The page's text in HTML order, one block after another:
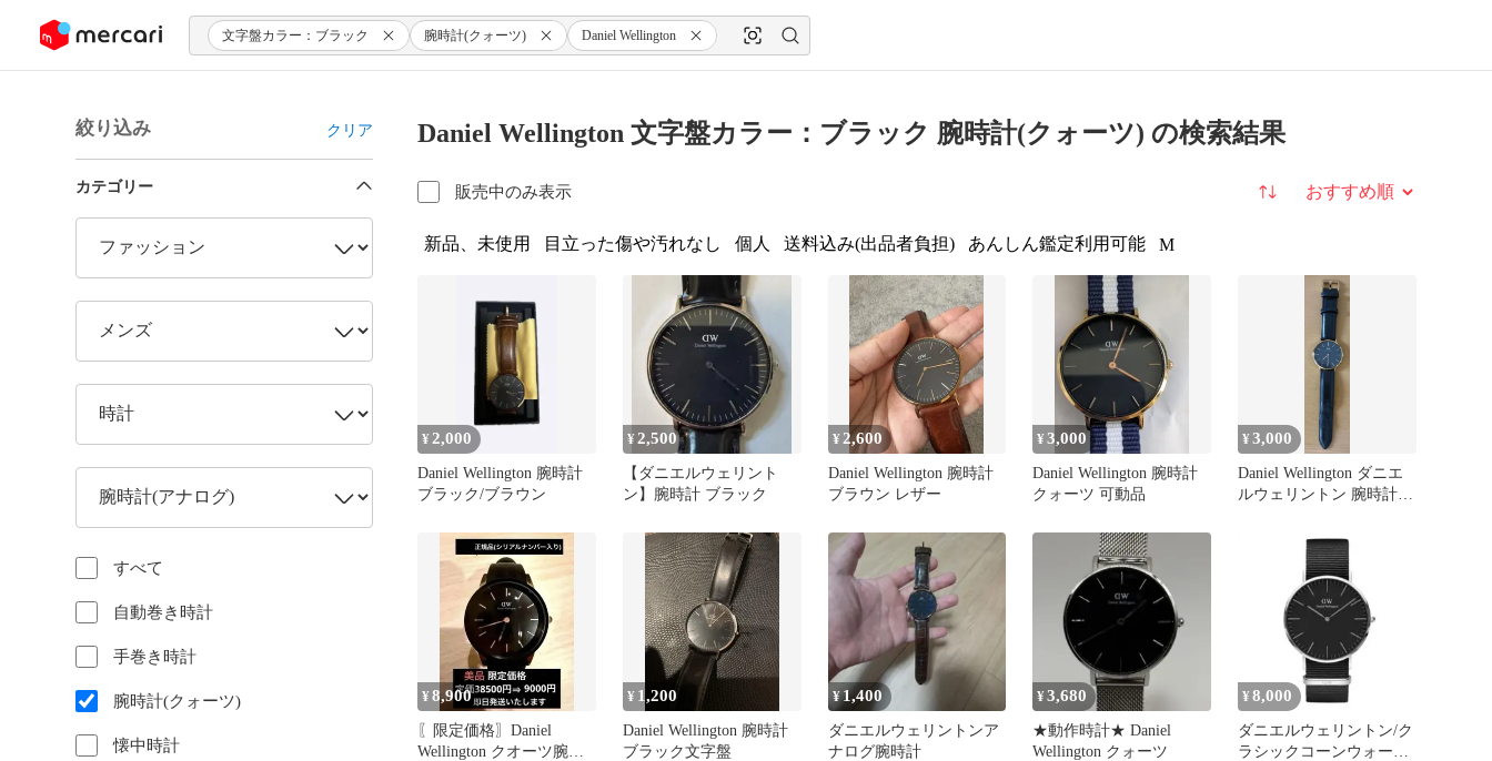
ツにスキップ 文字盤カラー：ブラック 腕時計(クォーツ) Daniel Wellington
絞り込み クリア
カテゴリー
すべて
自動巻き時計
手巻き時計
腕時計(クォーツ)
懐中時計
Daniel Wellington 文字盤カラー：ブラック 腕時計(クォーツ) の検索結果
販売中のみ表示 並び替え
新品、未使用 目立った傷や汚れなし 個人 送料込み(出品者負担) あんしん鑑定利用可能 M
¥ 2,000
Daniel Wellington 腕時計
ブラック/ブラウン
¥2,500
【ダニエルウェリント
ン】腕時計 ブラック
¥ 2,600
Daniel Wellington 腕時計
ブラウン レザー
¥3,000
Daniel Wellington 腕時計
クォーツ 可動品
¥3,000
Daniel Wellington ダニエ
ルウェリントン 腕時計
¥8,900
〖限定価格〗Daniel
Wellington クオーツ腕時
¥ 1,200
Daniel Wellington 腕時計
ブラック文字盤
¥1,400
ダニエルウェリントンア
ナログ腕時計
¥3,680
★動作時計★ Daniel
Wellington クォーツ
¥ 8,000
ダニエルウェリントン/ク
ラシックコーンウォール/